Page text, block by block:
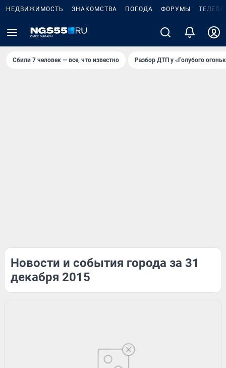
НЕДВИЖИМОСТЬ ЗНАКОМСТВА ПОГОДА ФОРУМЫ
Сбили 7 человек — все, что известно Разбор ДТП у «Голубого
Новости и события города за 31
декабря 2015